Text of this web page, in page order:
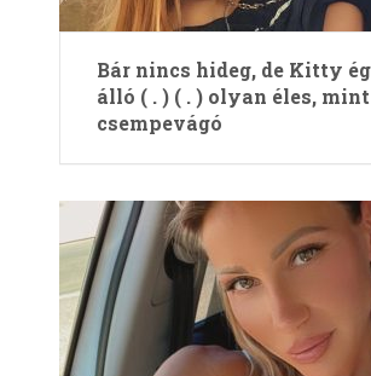
Bár nincs hideg, de Kitty
álló ( . ) ( . ) olyan éles,
csempevágó